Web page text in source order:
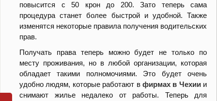
повысится с 50 крон до 200. Зато теперь сама
процедура станет более быстрой и удобной. Также
изменятся некоторые правила получения водительских
прав.
Получать права теперь можно будет не только по
месту проживания, но в любой организации, которая
обладает такими полномочиями. Это будет очень
удобно людям, которые работают в фирмах в Чехиии
снимают жилье недалеко от работы. Теперь для